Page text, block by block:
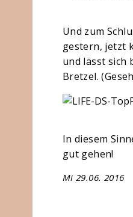
Und zum
gestern, jetzt
und lässt sich
Bretzel.
In diesem
gut gehen!
Mi 29.06. 2016